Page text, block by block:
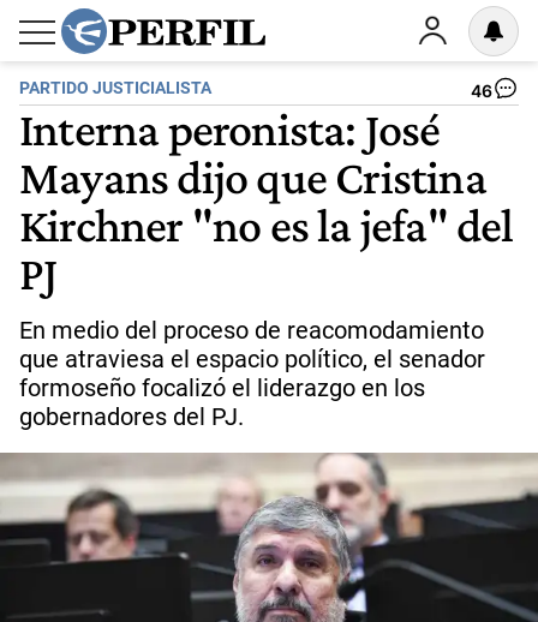
PARTIDO JUSTICIALISTA 46
Interna peronista: José
Mayans dijo que Cristina
Kirchner "no es la jefa" del
PJ
En medio del proceso de reacomodamiento
que atraviesa el espacio político, el senador
formoseño focalizó el liderazgo en los
gobernadores del PJ.